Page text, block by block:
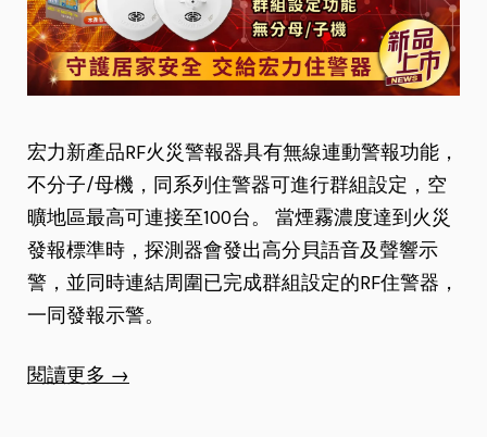
宏力新產品RF火災警報器具有無線連動警報功能，
不分子/母機，同系列住警器可進行群組設定，空
曠地區最高可連接至100台。 當煙霧濃度達到火災
發報標準時，探測器會發出高分貝語音及聲響示
警，並同時連結周圍已完成群組設定的RF住警器，
一同發報示警。
閱讀更多 →